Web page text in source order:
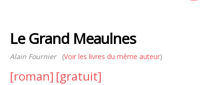
Business
Quotidien
Le Grand Meaulnes
Alain Fournier(Voir les livres du même auteur)
[roman] [gratuit]